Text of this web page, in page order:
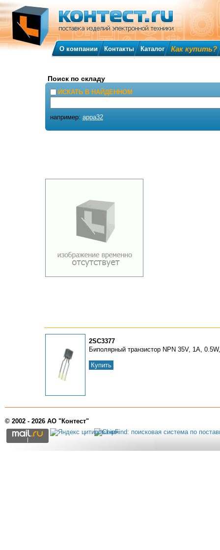
2SC3377
Биполярный транзистор NPN 35V, 1A,
Купить
О компании Контакты Каталог Как купить?
Поиск по складу
ИСКАТЬ В НАЙДЕННОМ
например: appa32
© 2002 - 2026 АО "Контест"